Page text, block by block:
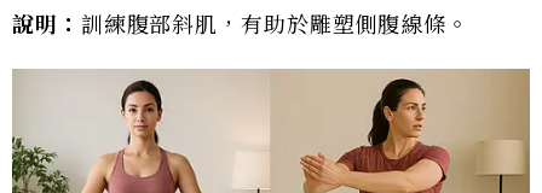
說明： 訓練腹部斜肌，有助於雕塑側腹線條。